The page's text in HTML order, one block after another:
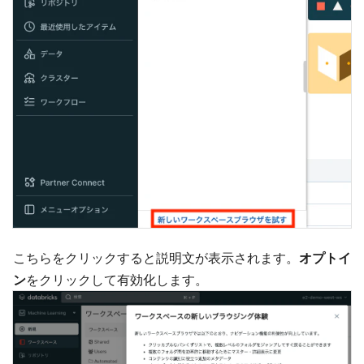
こちらをクリックすると説明文が表示されます。 オプトイ
ンをクリックして有効化します。